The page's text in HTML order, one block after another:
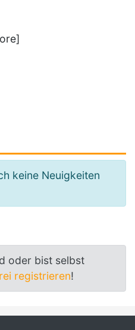
keine Neuigkeiten
oder bist selbst
registrieren!